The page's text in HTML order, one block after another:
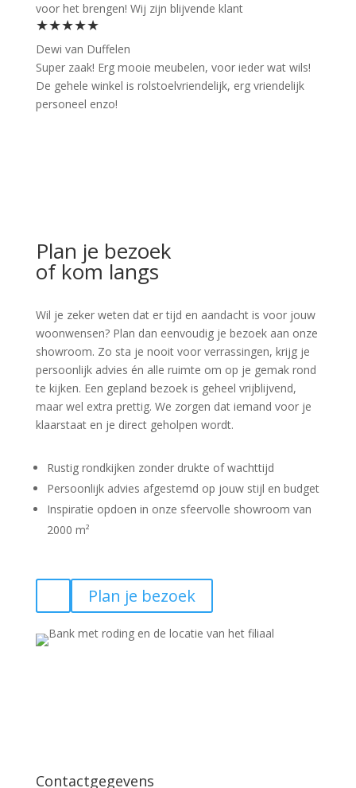
voor het brengen! Wij zijn blijvende klant
★★★★★
Dewi van Duffelen
Super zaak! Erg mooie meubelen, voor ieder wat wils!
De gehele winkel is rolstoelvriendelijk, erg vriendelijk
personeel enzo!
Plan je bezoek
of kom langs
Wil je zeker weten dat er tijd en aandacht is voor jouw
woonwensen? Plan dan eenvoudig je bezoek aan onze
showroom. Zo sta je nooit voor verrassingen, krijg je
persoonlijk advies én alle ruimte om op je gemak rond
te kijken. Een gepland bezoek is geheel vrijblijvend,
maar wel extra prettig. We zorgen dat iemand voor je
klaarstaat en je direct geholpen wordt.
Rustig rondkijken zonder drukte of wachttijd
Persoonlijk advies afgestemd op jouw stijl en budget
Inspiratie opdoen in onze sfeervolle showroom van
2000 m²
Plan je bezoek
Contactgegevens